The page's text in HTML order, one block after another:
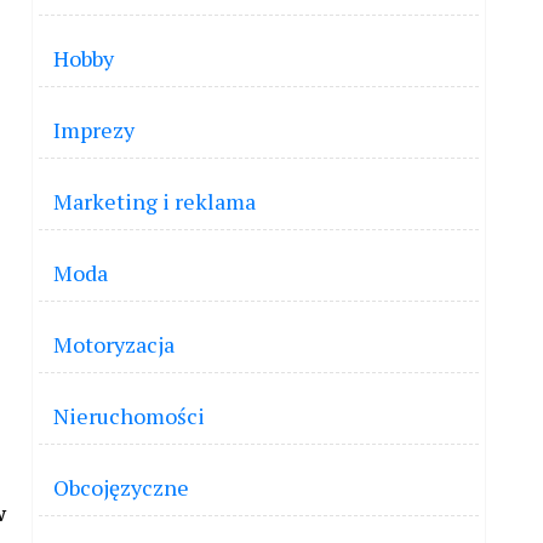
Hobby
Imprezy
Marketing i reklama
Moda
Motoryzacja
Nieruchomości
Obcojęzyczne